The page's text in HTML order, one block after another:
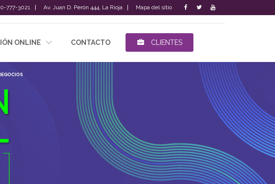
777-3021 Av. Juan D. Perón 444, La Rioja Mapa del sitio
ONLINE CONTACTO CLIENTES